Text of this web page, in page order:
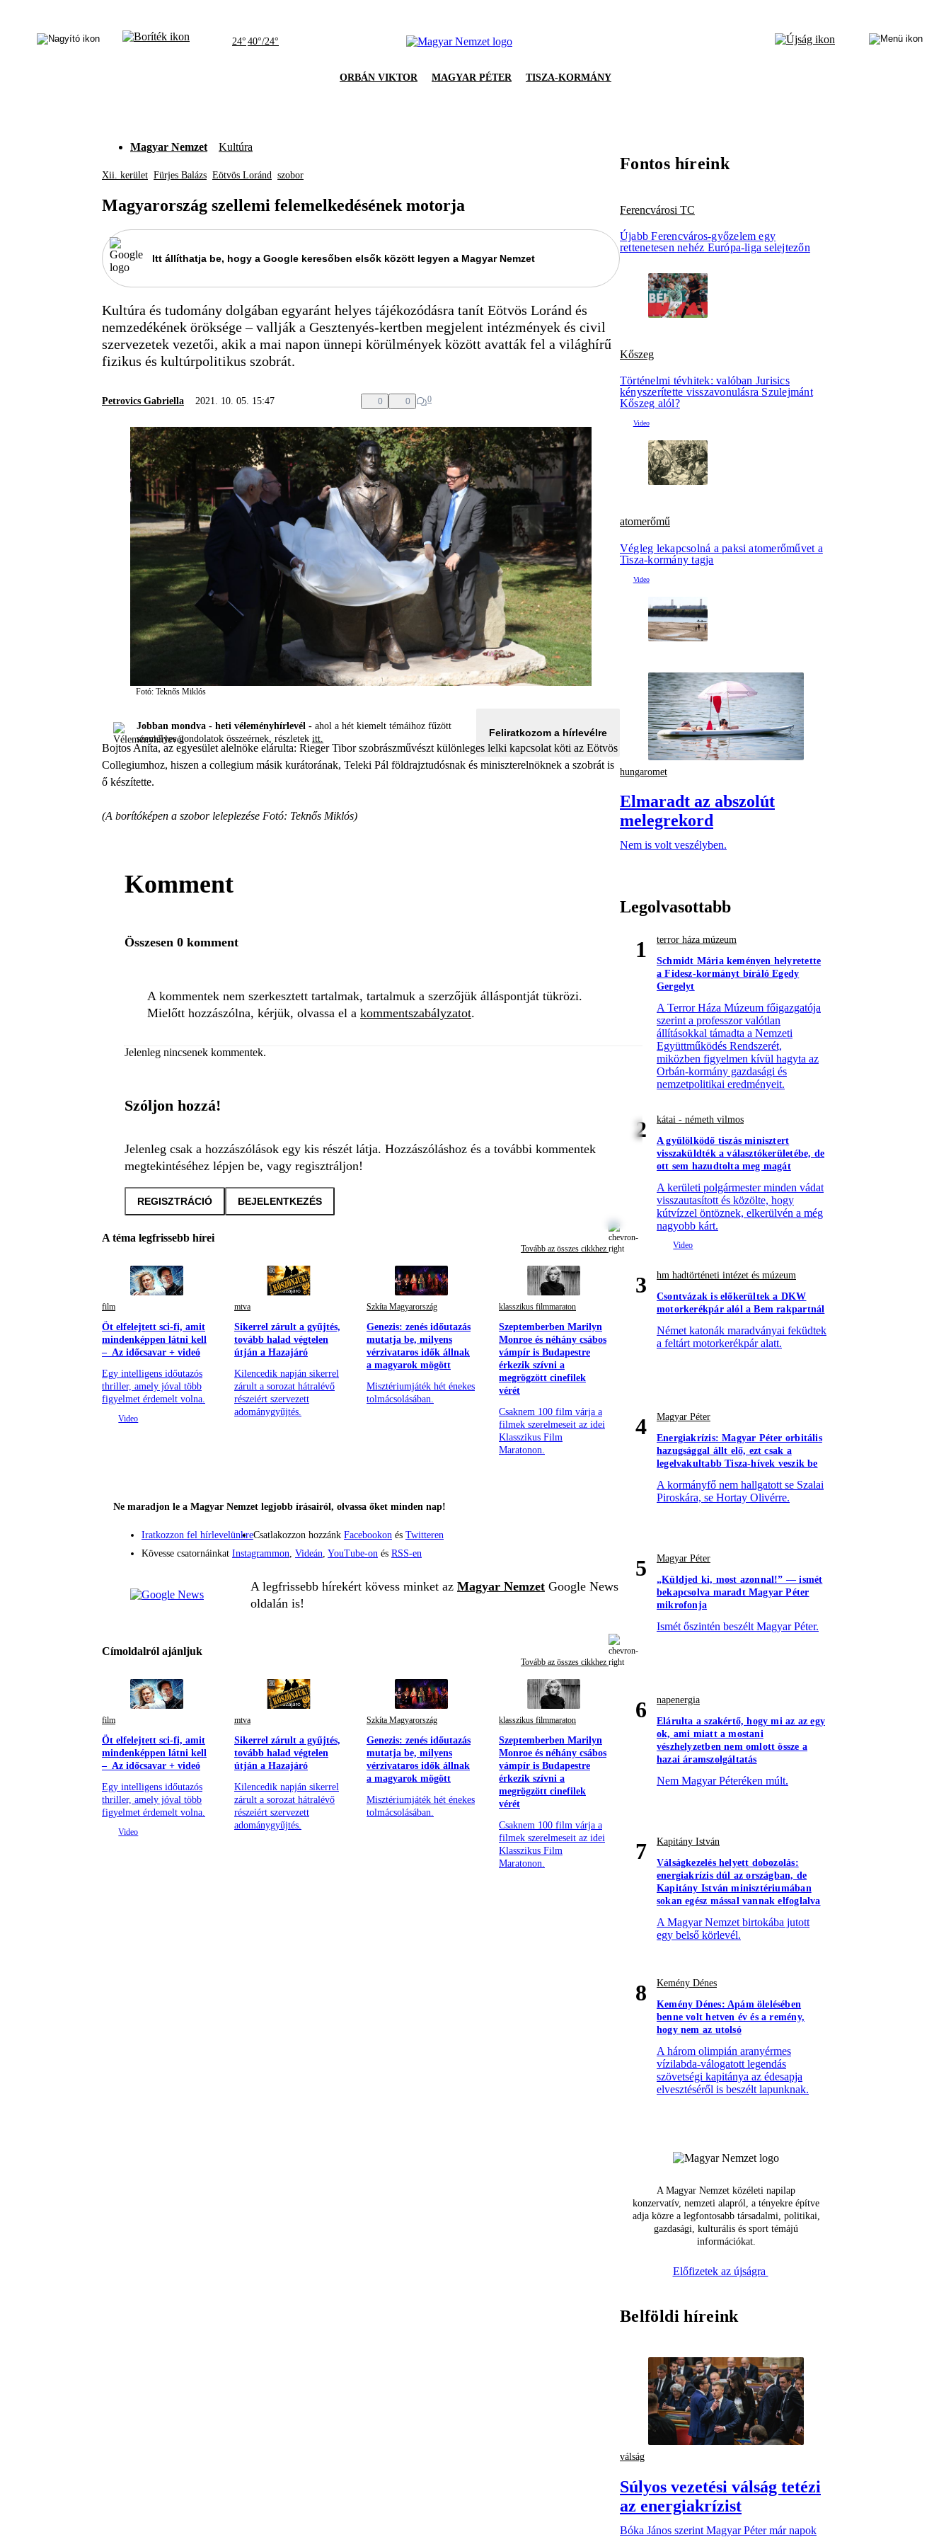
24° 40°/24°
ORBÁN VIKTOR MAGYAR PÉTER TISZA-KORMÁNY
Magyar Nemzet Kultúra
Xii. kerület Fürjes Balázs Eötvös Loránd szobor
Magyarország szellemi felemelkedésének motorja
Itt állíthatja be, hogy a Google keresőben elsők között legyen a Magyar Nemzet
Kultúra és tudomány dolgában egyaránt helyes tájékozódásra tanít Eötvös Loránd és
nemzedékének öröksége – vallják a Gesztenyés-kertben megjelent intézmények és civil
szervezetek vezetői, akik a mai napon ünnepi körülmények között avatták fel a világhírű
fizikus és kultúrpolitikus szobrát.
Petrovics Gabriella 2021. 10. 05. 15:47 0 0 0
Fotó: Teknős Miklós
Jobban mondva - heti véleményhírlevél - ahol a hét kiemelt témáihoz fűzött
személyes gondolatok összeérnek, részletek itt.
Feliratkozom a hírlevélre
Bojtos Anita, az egyesület alelnöke elárulta: Rieger Tibor szobrászművészt különleges lelki kapcsolat köti az Eötvös
Collegiumhoz, hiszen a collegium másik kurátorának, Teleki Pál földrajztudósnak és miniszterelnöknek a szobrát is
ő készítette.
(A borítóképen a szobor leleplezése Fotó: Teknős Miklós)
Komment
Összesen 0 komment
A kommentek nem szerkesztett tartalmak, tartalmuk a szerzőjük álláspontját tükrözi.
Mielőtt hozzászólna, kérjük, olvassa el a kommentszabályzatot.
Jelenleg nincsenek kommentek.
Szóljon hozzá!
Jelenleg csak a hozzászólások egy kis részét látja. Hozzászóláshoz és a további kommentek
megtekintéséhez lépjen be, vagy regisztráljon!
REGISZTRÁCIÓ BEJELENTKEZÉS
A téma legfrissebb hírei
Tovább az összes cikkhez
film
Öt elfelejtett sci-fi, amit
mindenképpen látni kell
– Az időcsavar + videó
Egy intelligens időutazós
thriller, amely jóval több
figyelmet érdemelt volna.
mtva
Sikerrel zárult a gyűjtés,
tovább halad végtelen
útján a Hazajáró
Kilencedik napján sikerrel
zárult a sorozat hátralévő
részeiért szervezett
adománygyűjtés.
Szkíta Magyarország
Genezis: zenés időutazás
mutatja be, milyens
vérzivataros idők állnak
a magyarok mögött
Misztériumjáték hét énekes
tolmácsolásában.
klasszikus filmmaraton
Szeptemberben Marilyn
Monroe és néhány csábos
vámpír is Budapestre
érkezik szívni a
megrögzött cinefilek
vérét
Csaknem 100 film várja a
filmek szerelmeseit az idei
Klasszikus Film
Maratonon.
Ne maradjon le a Magyar Nemzet legjobb írásairól, olvassa őket minden nap!
Iratkozzon fel hírlevelünkreCsatlakozzon hozzánk Facebookon és Twitteren
Kövesse csatornáinkat Instagrammon, Videán, YouTube-on és RSS-en
A legfrissebb hírekért kövess minket az Magyar Nemzet Google News
oldalán is!
Címoldalról ajánljuk
Tovább az összes cikkhez
film
Öt elfelejtett sci-fi, amit
mindenképpen látni kell
– Az időcsavar + videó
Egy intelligens időutazós
thriller, amely jóval több
figyelmet érdemelt volna.
mtva
Sikerrel zárult a gyűjtés,
tovább halad végtelen
útján a Hazajáró
Kilencedik napján sikerrel
zárult a sorozat hátralévő
részeiért szervezett
adománygyűjtés.
Szkíta Magyarország
Genezis: zenés időutazás
mutatja be, milyens
vérzivataros idők állnak
a magyarok mögött
Misztériumjáték hét énekes
tolmácsolásában.
klasszikus filmmaraton
Szeptemberben Marilyn
Monroe és néhány csábos
vámpír is Budapestre
érkezik szívni a
megrögzött cinefilek
vérét
Csaknem 100 film várja a
filmek szerelmeseit az idei
Klasszikus Film
Maratonon.
Fontos híreink
Ferencvárosi TC
Újabb Ferencváros-győzelem egy
rettenetesen nehéz Európa-liga selejtezőn
Kőszeg
Történelmi tévhitek: valóban Jurisics
kényszerítette visszavonulásra Szulejmánt
Kőszeg alól?
atomerőmű
Végleg lekapcsolná a paksi atomerőművet a
Tisza-kormány tagja
hungaromet
Elmaradt az abszolút
melegrekord
Nem is volt veszélyben.
Legolvasottabb
1
terror háza múzeum
Schmidt Mária keményen helyretette
a Fidesz-kormányt bíráló Egedy
Gergelyt
A Terror Háza Múzeum főigazgatója
szerint a professzor valótlan
állításokkal támadta a Nemzeti
Együttműködés Rendszerét,
miközben figyelmen kívül hagyta az
Orbán-kormány gazdasági és
nemzetpolitikai eredményeit.
2
kátai - németh vilmos
A gyűlölködő tiszás minisztert
visszaküldték a választókerületébe, de
ott sem hazudtolta meg magát
A kerületi polgármester minden vádat
visszautasított és közölte, hogy
kútvízzel öntöznek, elkerülvén a még
nagyobb kárt.
3
hm hadtörténeti intézet és múzeum
Csontvázak is előkerültek a DKW
motorkerékpár alól a Bem rakpartnál
Német katonák maradványai feküdtek
a feltárt motorkerékpár alatt.
4
Magyar Péter
Energiakrízis: Magyar Péter orbitális
hazugsággal állt elő, ezt csak a
legelvakultabb Tisza-hívek veszik be
A kormányfő nem hallgatott se Szalai
Piroskára, se Hortay Olivérre.
5
Magyar Péter
„Küldjed ki, most azonnal!” — ismét
bekapcsolva maradt Magyar Péter
mikrofonja
Ismét őszintén beszélt Magyar Péter.
6
napenergia
Elárulta a szakértő, hogy mi az az egy
ok, ami miatt a mostani
vészhelyzetben nem omlott össze a
hazai áramszolgáltatás
Nem Magyar Péteréken múlt.
7
Kapitány István
Válságkezelés helyett dobozolás:
energiakrízis dúl az országban, de
Kapitány István minisztériumában
sokan egész mással vannak elfoglalva
A Magyar Nemzet birtokába jutott
egy belső körlevél.
8
Kemény Dénes
Kemény Dénes: Apám ölelésében
benne volt hetven év és a remény,
hogy nem az utolsó
A három olimpián aranyérmes
vízilabda-válogatott legendás
szövetségi kapitánya az édesapja
elvesztéséről is beszélt lapunknak.
A Magyar Nemzet közéleti napilap
konzervatív, nemzeti alapról, a tényekre építve
adja közre a legfontosabb társadalmi, politikai,
gazdasági, kulturális és sport témájú
információkat.
Előfizetek az újságra
Belföldi híreink
válság
Súlyos vezetési válság tetézi
az energiakrízist
Bóka János szerint Magyar Péter már napok